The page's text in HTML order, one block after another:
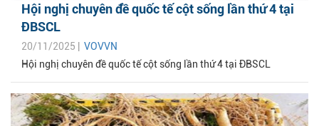
Hội nghị chuyên đề quốc tế cột sống lần thứ 4 tại
ĐBSCL
20/11/2025 | VOVVN
Hội nghị chuyên đề quốc tế cột sống lần thứ 4 tại ĐBSCL